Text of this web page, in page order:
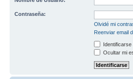
Contraseña:
Olvidé mi
Reenviar email
Ocultar mi